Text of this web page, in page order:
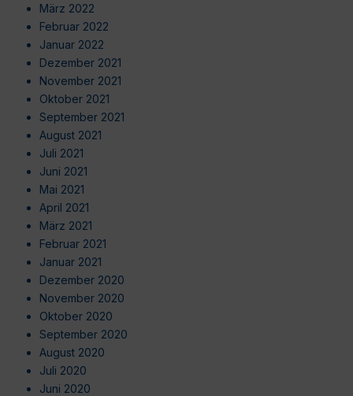
März 2022
Februar 2022
Januar 2022
Dezember 2021
November 2021
Oktober 2021
September 2021
August 2021
Juli 2021
Juni 2021
Mai 2021
April 2021
März 2021
Februar 2021
Januar 2021
Dezember 2020
November 2020
Oktober 2020
September 2020
August 2020
Juli 2020
Juni 2020